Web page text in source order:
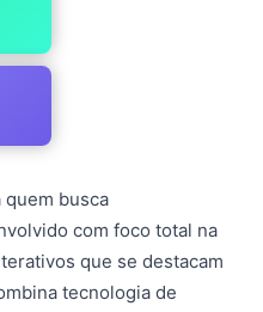
quem busca
com foco total na
que se destacam
tecnologia de